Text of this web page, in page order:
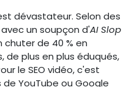
dévastateur. Selon des
un soupçon d'AI Slop
de 40 % en
de plus en plus éduqués,
le SEO vidéo, c'est
YouTube ou Google